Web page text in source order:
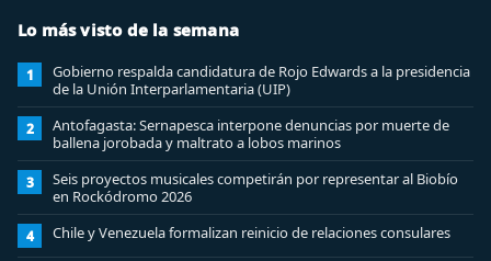
Lo más visto de la semana
1
Gobierno respalda candidatura de Rojo Edwards a la presidencia
de la Unión Interparlamentaria (UIP)
2
Antofagasta: Sernapesca interpone denuncias por muerte de
ballena jorobada y maltrato a lobos marinos
3
Seis proyectos musicales competirán por representar al Biobío
en Rockódromo 2026
4 Chile y Venezuela formalizan reinicio de relaciones consulares